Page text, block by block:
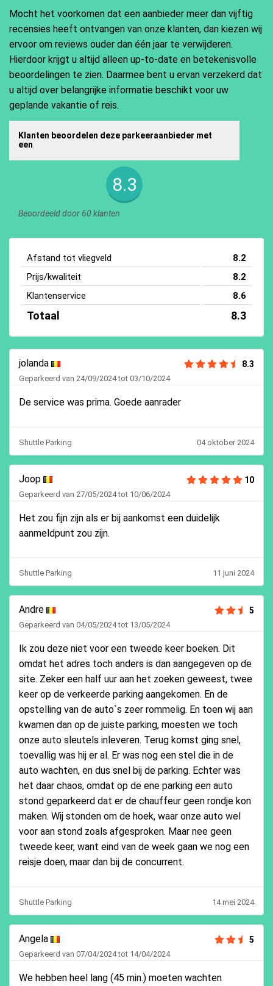
Mocht het voorkomen dat een aanbieder meer dan vijftig
recensies heeft ontvangen van onze klanten, dan kiezen wij
ervoor om reviews ouder dan één jaar te verwijderen.
Hierdoor krijgt u altijd alleen up-to-date en betekenisvolle
beoordelingen te zien. Daarmee bent u ervan verzekerd dat
u altijd over belangrijke informatie beschikt voor uw
geplande vakantie of reis.
Klanten beoordelen deze parkeeraanbieder met
een
8.3
Beoordeeld door 60 klanten
Afstand tot vliegveld
8.2
Prijs/kwaliteit
8.2
Klantenservice
8.6
Totaal 8.3
jolanda 8.3
Geparkeerd van 24/09/2024 tot 03/10/2024
De service was prima. Goede aanrader
Shuttle Parking 04 oktober 2024
Joop 10
Geparkeerd van 27/05/2024 tot 10/06/2024
Het zou fijn zijn als er bij aankomst een duidelijk
aanmeldpunt zou zijn.
Shuttle Parking 11 juni 2024
Andre 5
Geparkeerd van 04/05/2024 tot 13/05/2024
Ik zou deze niet voor een tweede keer boeken. Dit
omdat het adres toch anders is dan aangegeven op de
site. Zeker een half uur aan het zoeken geweest, twee
keer op de verkeerde parking aangekomen. En de
opstelling van de auto`s zeer rommelig. En toen wij aan
kwamen dan op de juiste parking, moesten we toch
onze auto sleutels inleveren. Terug komst ging snel,
toevallig was hij er al. Er was nog een stel die in de
auto wachten, en dus snel bij de parking. Echter was
het daar chaos, omdat op de ene parking een auto
stond geparkeerd dat er de chauffeur geen rondje kon
maken. Wij stonden om de hoek, waar onze auto wel
voor aan stond zoals afgesproken. Maar nee geen
tweede keer, want eind van de week gaan we nog een
reisje doen, maar dan bij de concurrent.
Shuttle Parking 14 mei 2024
Angela 5
Geparkeerd van 07/04/2024 tot 14/04/2024
We hebben heel lang (45 min.) moeten wachten